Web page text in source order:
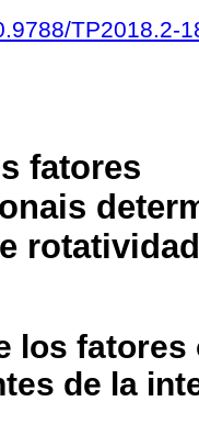
TP2018.2-
fatores
los
de la